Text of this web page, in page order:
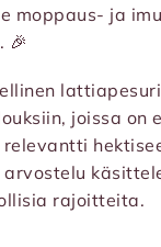
moppaus- ja
🎉
joissa on
rajoitteita.